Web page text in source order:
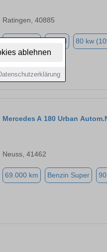
ablehnen
Ratingen, 40885
Diesel 80 kw
Mercedes A 180 Urban
Neuss, 41462
69.000 km Benzin Super